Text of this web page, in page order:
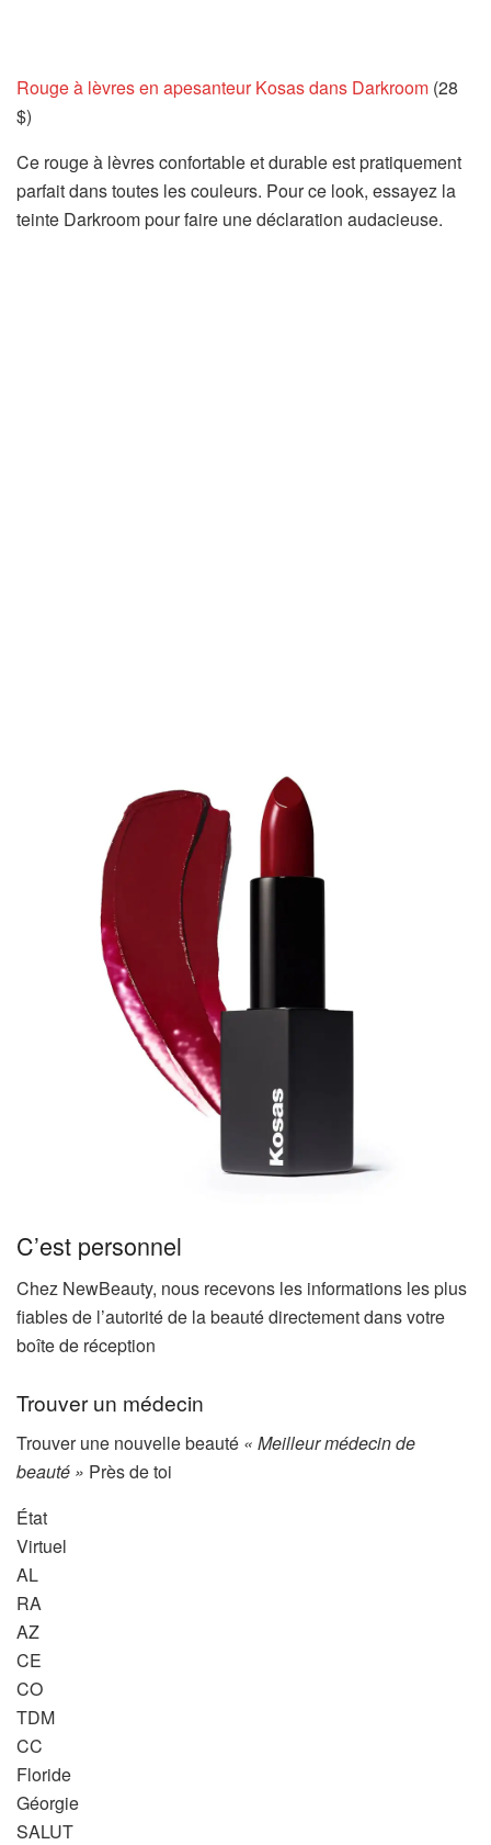
Rouge à lèvres en apesanteur Kosas dans Darkroom (28
$)
Ce rouge à lèvres confortable et durable est pratiquement
parfait dans toutes les couleurs. Pour ce look, essayez la
teinte Darkroom pour faire une déclaration audacieuse.
C’est personnel
Chez NewBeauty, nous recevons les informations les plus
fiables de l’autorité de la beauté directement dans votre
boîte de réception
Trouver un médecin
Trouver une nouvelle beauté « Meilleur médecin de
beauté » Près de toi
État
Virtuel
AL
RA
AZ
CE
CO
TDM
CC
Floride
Géorgie
SALUT